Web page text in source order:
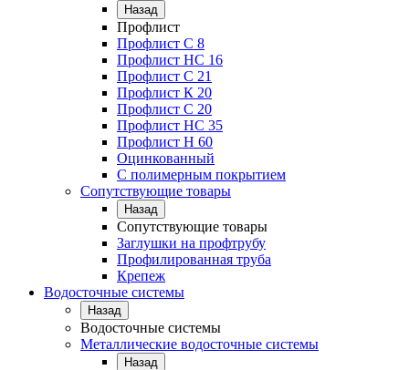
Назад
Профлист
Профлист С 8
Профлист НС 16
Профлист C 21
Профлист К 20
Профлист С 20
Профлист НС 35
Профлист Н 60
Оцинкованный
С полимерным покрытием
Сопутствующие товары
Назад
Сопутствующие товары
Заглушки на профтрубу
Профилированная труба
Крепеж
Водосточные системы
Назад
Водосточные системы
Металлические водосточные системы
Назад